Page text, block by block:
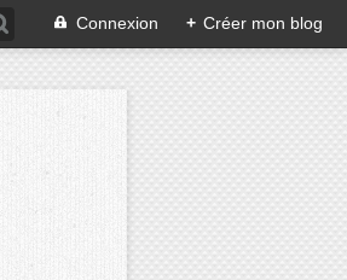
Connexion + Créer mon blog